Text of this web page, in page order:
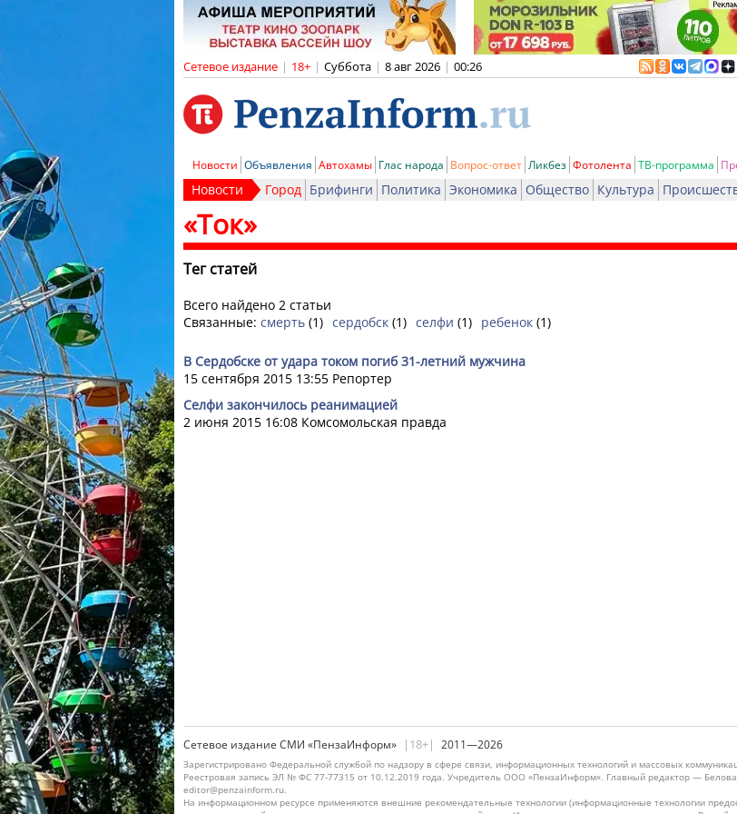
Сетевое издание | 18+ | Суббота | 8 авг 2026 | 00:26
Новости Объявления Автохамы Глас народа Вопрос-ответ Ликбез Фотолента ТВ-программа
Новости Город Брифинги Политика Экономика Общество Культура
«Ток»
Тег статей
Всего найдено 2 статьи
Связанные: смерть (1) сердобск (1) селфи (1) ребенок (1)
В Сердобске от удара током погиб 31-летний мужчина
15 сентября 2015 13:55 Репортер
Селфи закончилось реанимацией
2 июня 2015 16:08 Комсомольская правда
Сетевое издание СМИ «ПензаИнформ» |18+| 2011—2026
Зарегистрировано Федеральной службой по надзору в сфере связи, информационных технологий и массовых
Реестровая запись ЭЛ № ФС 77-77315 от 10.12.2019 года. Учредитель ООО «ПензаИнформ». Главный редактор —
editor@penzainform.ru.
На информационном ресурсе применяются внешние рекомендательные технологии (информационные технологии